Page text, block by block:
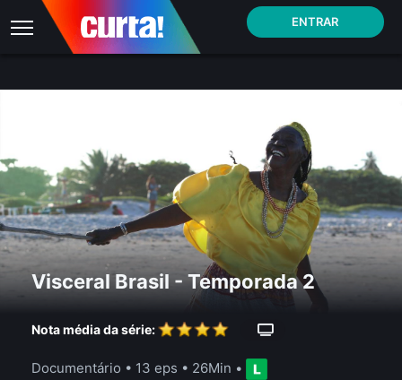
ENTRAR
Visceral Brasil - Temporada 2
Nota média da série:
Documentário • 13 eps • 26Min •